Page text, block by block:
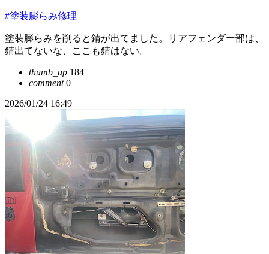
#塗装膨らみ修理
塗装膨らみを削ると錆が出てました。リアフェンダー部は、
錆出てないな、ここも錆はない。
thumb_up 184
comment0
2026/01/24 16:49